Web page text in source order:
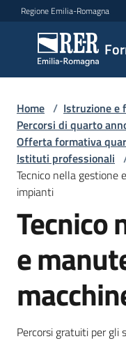
Vai al contenuto
Vai alla navigazione
Vai al footer
Regione Emilia-Romagna
e lavoro
Argomenti
Novità
Servizi
Leggi
Atti
Bandi
Home / Istruzione e
Percorsi di quarto
Offerta formativa
Istituti professionali
Tecnico nella gestione
impianti
Tecnico
e
Percorsi gratuiti per gli